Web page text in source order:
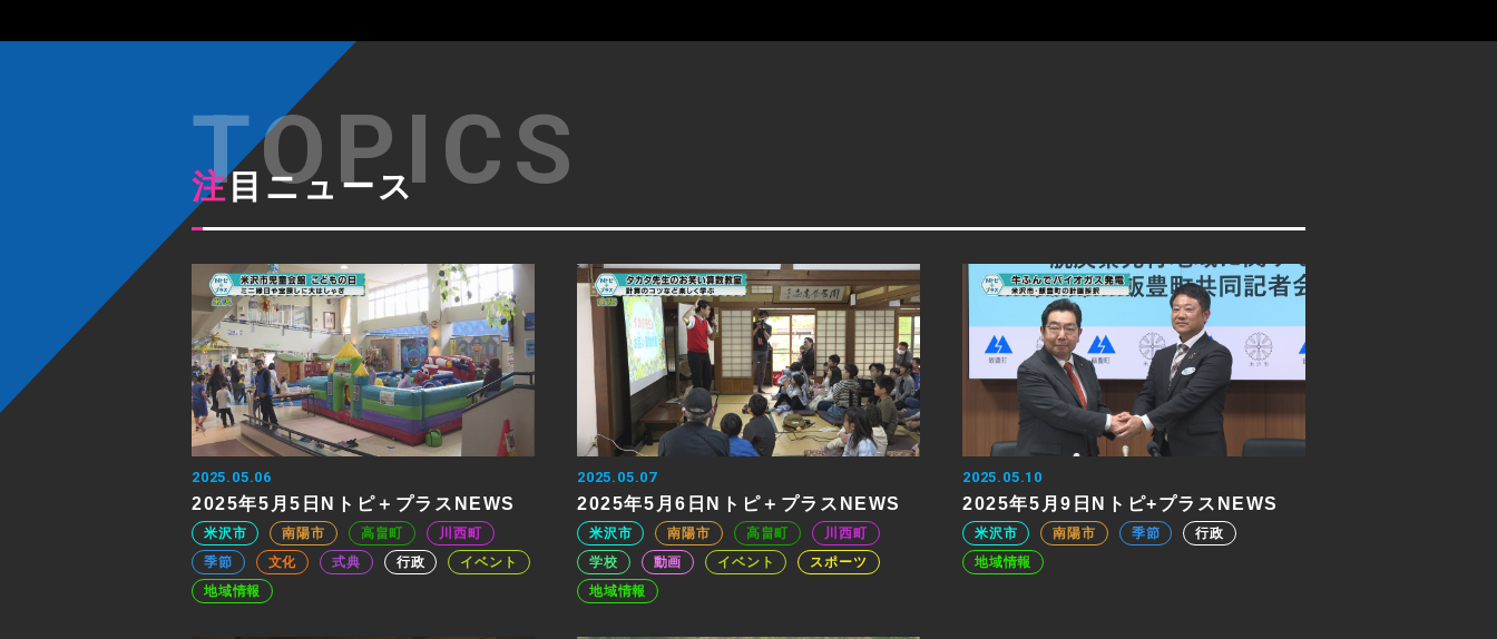
注目ニュース
2025.05.06
2025年5月5日Nトピ＋プラスNEWS
米沢市 南陽市 高畠町
川西町
季節
文化 式典 行政
イベント
地域情報
2025.05.07
2025年5月6日Nトピ＋プラスNEWS
米沢市 南陽市 高畠町
川西町
学校
動画 イベント
スポーツ
地域情報
2025.05.10
2025年5月9日Nトピ+プラスNEWS
米沢市 南陽市 季節
行政
地域情報